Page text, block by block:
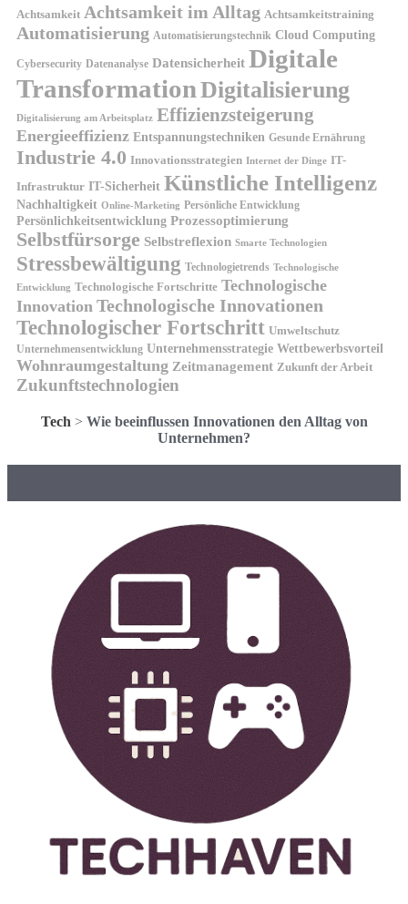
Achtsamkeit Achtsamkeit im Alltag Achtsamkeitstraining
Automatisierung Automatisierungstechnik Cloud Computing
Cybersecurity Datenanalyse Datensicherheit Digitale
TransformationDigitalisierung
Digitalisierung am Arbeitsplatz Effizienzsteigerung
Energieeffizienz Entspannungstechniken Gesunde Ernährung
Industrie 4.0 Innovationsstrategien Internet der Dinge IT-
Infrastruktur IT-Sicherheit Künstliche Intelligenz
Nachhaltigkeit Online-Marketing Persönliche Entwicklung
Persönlichkeitsentwicklung Prozessoptimierung
Selbstfürsorge Selbstreflexion Smarte Technologien
Stressbewältigung Technologietrends Technologische
Entwicklung Technologische Fortschritte Technologische
Innovation Technologische Innovationen
Technologischer Fortschritt Umweltschutz
Unternehmensentwicklung Unternehmensstrategie Wettbewerbsvorteil
Wohnraumgestaltung Zeitmanagement Zukunft der Arbeit
Zukunftstechnologien
Tech > Wie beeinflussen Innovationen den Alltag von
Unternehmen?